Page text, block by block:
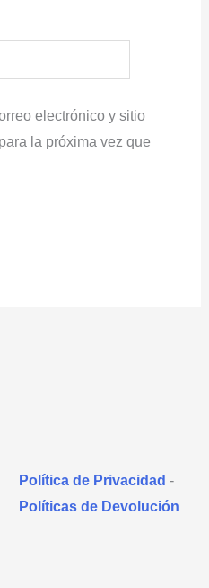
electrónico y sitio
la próxima vez que
Política de Privacidad -
Políticas de Devolución